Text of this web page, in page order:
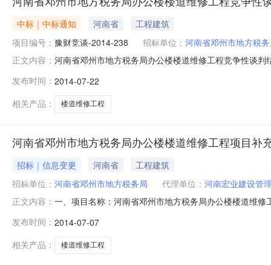
中标｜中标通知 河南省
工程建筑
项目编号： 豫财竞谈-2014-238 招标单位： 河南省邓州市地方税
正文内容： 河南省邓州市地方税务局办公楼楼道维修工程竞争性谈
中标结果：中标人：南阳市安泰建设工程有限公司中标
有异议的，可自本公
发布时间： 2014-07-22
相关产品：
楼道维修工程
河南省邓州市地方税务局办公楼楼道维修工程项目补
招标｜信息变更 河南省
工程建筑
招标单位： 河南省邓州市地方税务局 代理单位： 河南宏业建设管
正文内容： 一、项目名称：河南省邓州市地方税务局办公楼楼道维
公告在《中国采购与招标网》、《河南省政府采购网》
系
发布时间： 2014-07-07
相关产品：
楼道维修工程